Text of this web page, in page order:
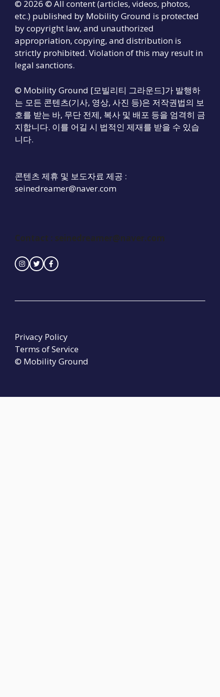
© 2026 © All content (articles, videos, photos,
etc.) published by Mobility Ground is protected
by copyright law, and unauthorized
appropriation, copying, and distribution is
strictly prohibited. Violation of this may result in
legal sanctions.
© Mobility Ground [모빌리티 그라운드]가 발행하
는 모든 콘텐츠(기사, 영상, 사진 등)은 저작권법의 보
호를 받는 바, 무단 전제, 복사 및 배포 등을 엄격히 금
지합니다. 이를 어길 시 법적인 제재를 받을 수 있습
니다.
콘텐츠 제휴 및 보도자료 제공 :
seinedreamer@naver.com
Contact : seinedreamer@naver.com
© Mobility Ground
Privacy Policy
Terms of Service